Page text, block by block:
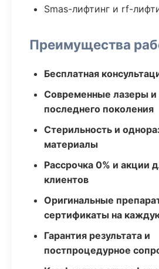
Smas-лифтинг и rf-
Преимущества
Бесплатная
Современные лазеры и
последнего поколения
Стерильность и
материалы
Рассрочка 0% и акции
клиентов
Оригинальные
сертификаты на
Гарантия результата и
постпроцедурное